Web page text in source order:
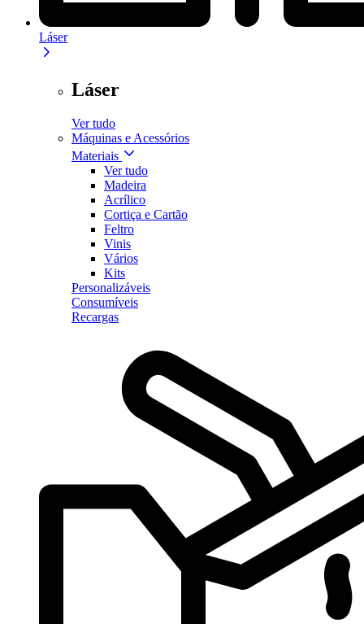
Láser
Láser
Ver tudo
Máquinas e Acessórios
Materiais
Ver tudo
Madeira
Acrílico
Cortiça e Cartão
Feltro
Vinis
Vários
Kits
Personalizáveis
Consumíveis
Recargas